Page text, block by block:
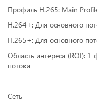
Профиль H.265: Main
H.264+: Для основного
H.265+: Для основного
Область интереса (ROI): 1
потока
Сеть